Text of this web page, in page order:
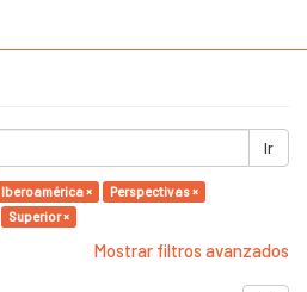
Ir
Iberoamérica ×
Perspectivas ×
Superior ×
Mostrar filtros avanzados